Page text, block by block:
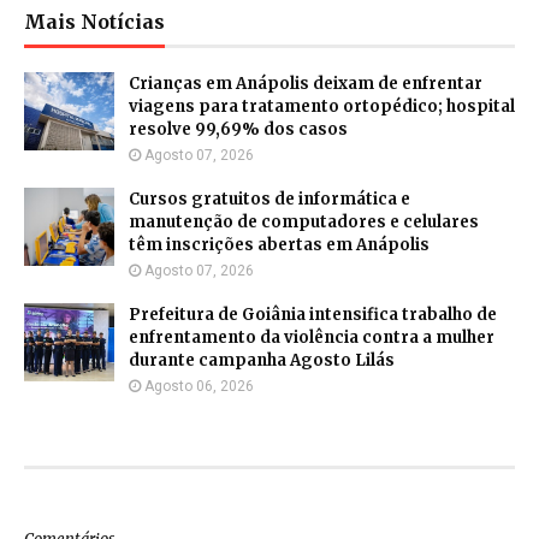
Mais Notícias
Crianças em Anápolis deixam de enfrentar
viagens para tratamento ortopédico; hospital
resolve 99,69% dos casos
Agosto 07, 2026
Cursos gratuitos de informática e
manutenção de computadores e celulares
têm inscrições abertas em Anápolis
Agosto 07, 2026
Prefeitura de Goiânia intensifica trabalho de
enfrentamento da violência contra a mulher
durante campanha Agosto Lilás
Agosto 06, 2026